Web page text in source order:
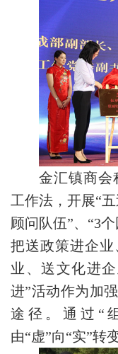
金汇镇商会
工作法，开展“
顾问队伍”、“3
把送政策进企
业、送文化进
进”活动作为加
途径。通过“
由“虚”向“实”转变